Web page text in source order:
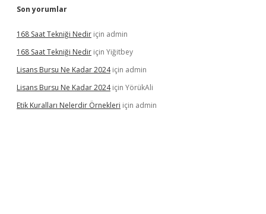
Son yorumlar
168 Saat Tekniği Nedir için admin
168 Saat Tekniği Nedir için Yiğitbey
Lisans Bursu Ne Kadar 2024için admin
Lisans Bursu Ne Kadar 2024için YörükAli
Etik Kuralları Nelerdir Örnekleri için admin